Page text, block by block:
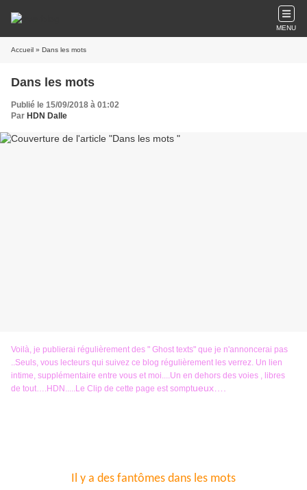
MENU
Accueil » Dans les mots
Dans les mots
Publié le 15/09/2018 à 01:02
Par HDN Dalle
Voilà, je publierai régulièrement des " Ghost texts" que je n'annoncerai pas
..Seuls, vous lecteurs qui suivez ce blog régulièrement les verrez. Un lien
intime, supplémentaire entre vous et moi....Un en dehors des voies , libres
de tout….HDN.....Le Clip de cette page est somptueux….
Il y a des fantômes dans les mots